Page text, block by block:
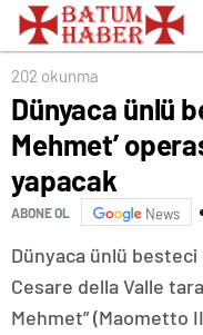
202 okunma
Dünyaca ünlü
Mehmet’
yapacak
ABONE OL News
Dünyaca ünlü
Cesare della Valle
Mehmet” (Maometto